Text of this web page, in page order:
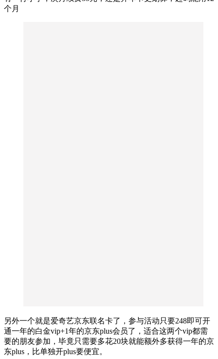
个月
另外一个就是爱奇艺京东联名卡了，参与活动只要248即可开
通一年的白金vip+1年的京东plus会员了，适合这两个vip都需
要的朋友参加，毕竟只需要多花20块就能额外多获得一年的京
东plus，比单独开plus要便宜。